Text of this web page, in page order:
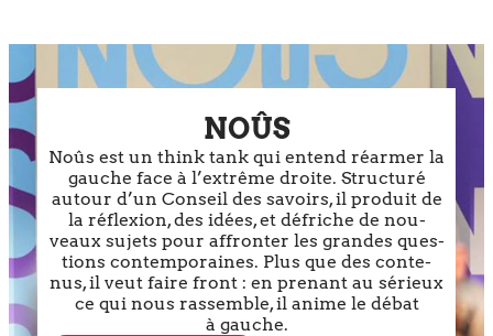
NOÛS
Noûs est un think tank qui entend réar­mer la
gauche face à l’ex­trême droite. Structuré
autour d’un Conseil des savoirs, il pro­duit de
la réflexion, des idées, et défriche de nou­
veaux sujets pour affron­ter les grandes ques­
tions contem­po­raines. Plus que des conte­
nus, il veut faire front : en pre­nant au sérieux
ce qui nous ras­semble, il anime le débat
à gauche.